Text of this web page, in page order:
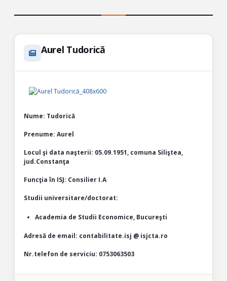
Aurel Tudorică
Nume: Tudorică
Prenume: Aurel
Locul şi data naşterii: 05.09.1951, comuna Siliştea,
jud.Constanţa
Funcţia în ISJ: Consilier I.A
Studii universitare/doctorat:
Academia de Studii Economice, Bucureşti
Adresă de email: contabilitate.isj @ isjcta.ro
Nr.telefon de serviciu: 0753063503